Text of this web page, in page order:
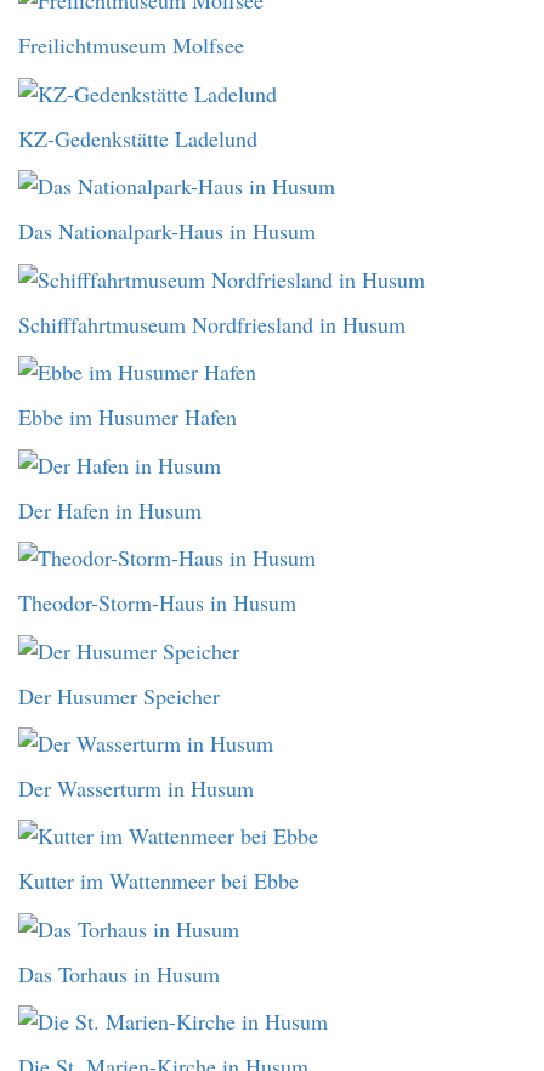
Freilichtmuseum Molfsee
KZ-Gedenkstätte Ladelund
Das Nationalpark-Haus in Husum
Schifffahrtmuseum Nordfriesland in Husum
Ebbe im Husumer Hafen
Der Hafen in Husum
Theodor-Storm-Haus in Husum
Der Husumer Speicher
Der Wasserturm in Husum
Kutter im Wattenmeer bei Ebbe
Das Torhaus in Husum